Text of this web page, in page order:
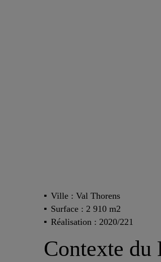
Ville : Val Thorens
Surface : 2 910 m2
Réalisation : 2020/221
Contexte du